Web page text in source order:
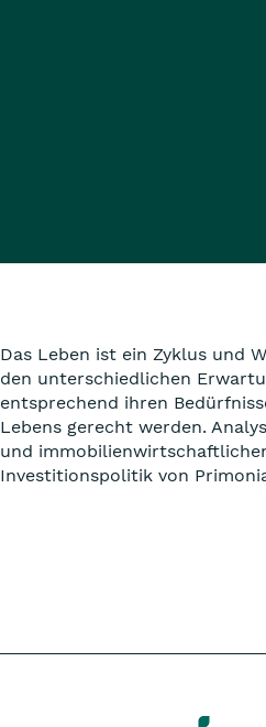
Das Leben ist ein Zyklus und
den unterschiedlichen
entsprechend ihren
Lebens gerecht werden.
und
Investitionspolitik von